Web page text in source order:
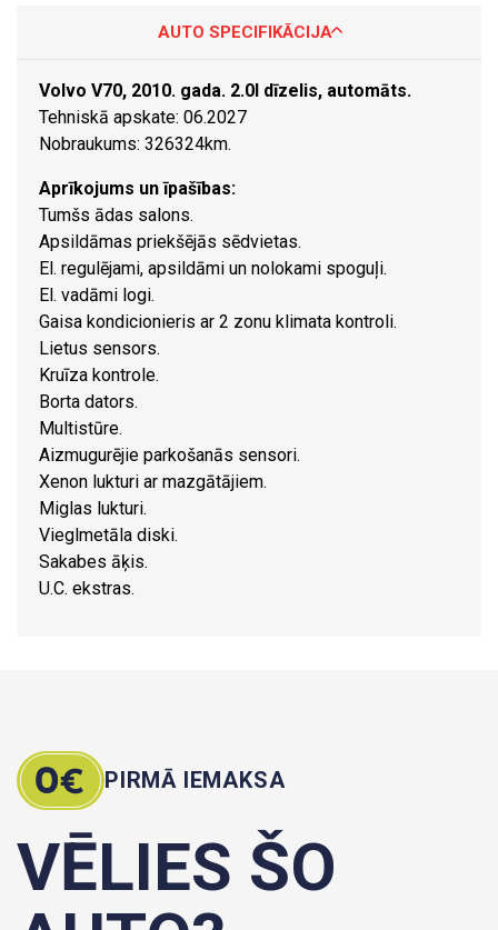
AUTO SPECIFIKĀCIJA
Volvo V70, 2010. gada. 2.0l dīzelis, automāts.
Tehniskā apskate: 06.2027
Nobraukums: 326324km.
Aprīkojums un īpašības:
Tumšs ādas salons.
Apsildāmas priekšējās sēdvietas.
El. regulējami, apsildāmi un nolokami spoguļi.
El. vadāmi logi.
Gaisa kondicionieris ar 2 zonu klimata kontroli.
Lietus sensors.
Kruīza kontrole.
Borta dators.
Multistūre.
Aizmugurējie parkošanās sensori.
Xenon lukturi ar mazgātājiem.
Miglas lukturi.
Vieglmetāla diski.
Sakabes āķis.
U.C. ekstras.
PIRMĀ IEMAKSA
VĒLIES ŠO